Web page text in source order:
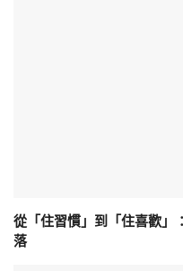
從「住習慣」到「住喜歡」
落